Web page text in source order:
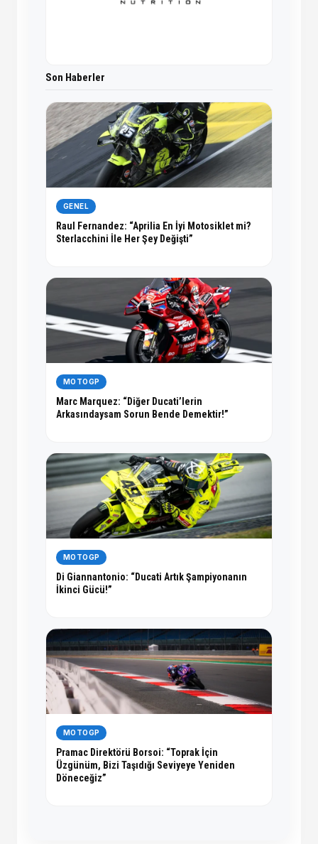
Son Haberler
GENEL
Raul Fernandez: “Aprilia En İyi Motosiklet mi?
Sterlacchini İle Her Şey Değişti”
MOTOGP
Marc Marquez: “Diğer Ducati’lerin
Arkasındaysam Sorun Bende Demektir!”
MOTOGP
Di Giannantonio: “Ducati Artık Şampiyonanın
İkinci Gücü!”
MOTOGP
Pramac Direktörü Borsoi: “Toprak İçin
Üzgünüm, Bizi Taşıdığı Seviyeye Yeniden
Döneceğiz”